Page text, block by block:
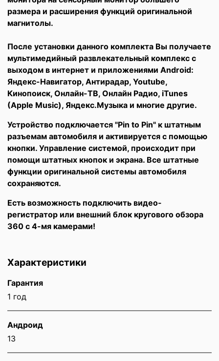
размера и расширения функций оригинальной
магнитолы.
После установки данного комплекта Вы получаете
мультимедийный развлекательный комплекс с
выходом в интернет и приложениями Android:
Яндекс-Навигатор, Антирадар, Youtube,
Кинопоиск, Онлайн-ТВ, Онлайн Радио, iTunes
(Apple Music), Яндекс.Музыка и многие другие.
Устройство подключается "Pin to Pin" к штатным
разъемам автомобиля и активируется с помощью
кнопки. Управление системой, происходит при
помощи штатных кнопок и экрана. Все штатные
функции оригинальной системы автомобиля
сохраняются.
Есть возможность подключить видео-
регистратор или внешний блок кругового обзора
360 с 4-мя камерами!
Характеристики
Гарантия
1 год
Андроид
13